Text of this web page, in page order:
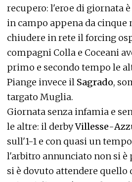
recupero: l'eroe di giornata è
in campo appena da cinque
chiudere in rete il forcing
compagni Colla e Coceani
primo e secondo tempo le
Piange invece il Sagrado,
targato Muglia.
Giornata senza infamia e
le altre: il derbyVillesse-
sull'1-1 e con quasi un
l'arbitro annunciato non si è
si è dovuto attendere quello